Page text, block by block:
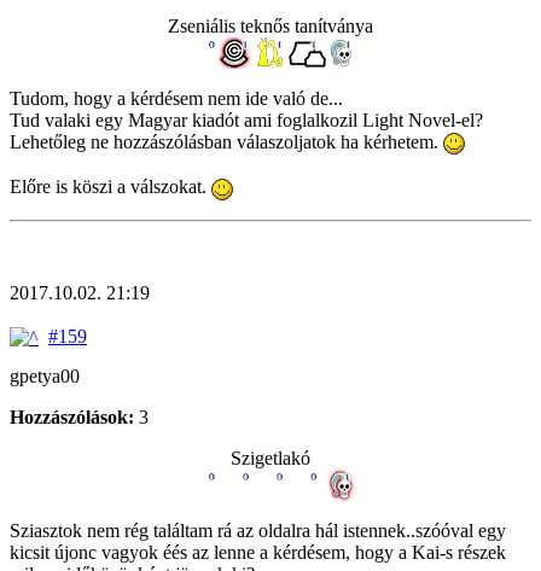
Zseniális teknős tanítványa
Tudom, hogy a kérdésem nem ide való de...
Tud valaki egy Magyar kiadót ami foglalkozil Light Novel-el?
Lehetőleg ne hozzászólásban válaszoljatok ha kérhetem.
Előre is köszi a válszokat.
2017.10.02. 21:19
#159
gpetya00
Hozzászólások: 3
Szigetlakó
Sziasztok nem rég találtam rá az oldalra hál istennek..szóóval egy
kicsit újonc vagyok éés az lenne a kérdésem, hogy a Kai-s részek